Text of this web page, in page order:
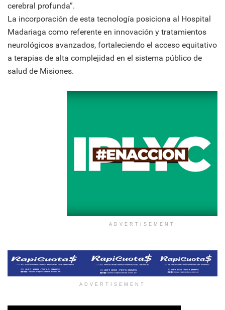
cerebral profunda”.
La incorporación de esta tecnología posiciona al Hospital
Madariaga como referente en innovación y tratamientos
neurológicos avanzados, fortaleciendo el acceso equitativo
a terapias de alta complejidad en el sistema público de
salud de Misiones.
ADVERTISEMENT
ADVERTISEMENT